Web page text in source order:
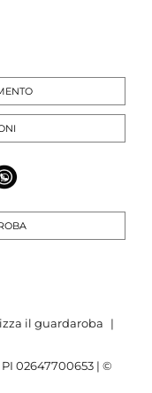
il guardaroba
|
PI 02647700653 | ©